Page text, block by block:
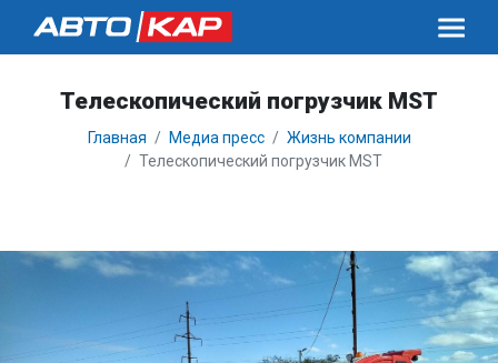
Телескопический погрузчик MST
Главная Медиа пресс
Жизнь компании
Телескопический погрузчик MST